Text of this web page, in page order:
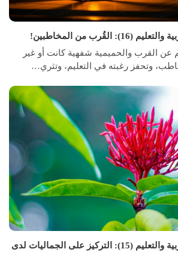
القُرب من المخاطبين!
عن القرب والحميمية شفهية كانت أو غير
وتحفز رغبته في التعليم، وتثري…
الأسس النبوية في التربية والتعليم (15): التركيز على الجماليات لدى